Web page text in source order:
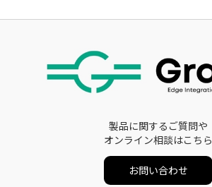
製品に関するご質問や
オンライン相談はこちら
お問い合わせ